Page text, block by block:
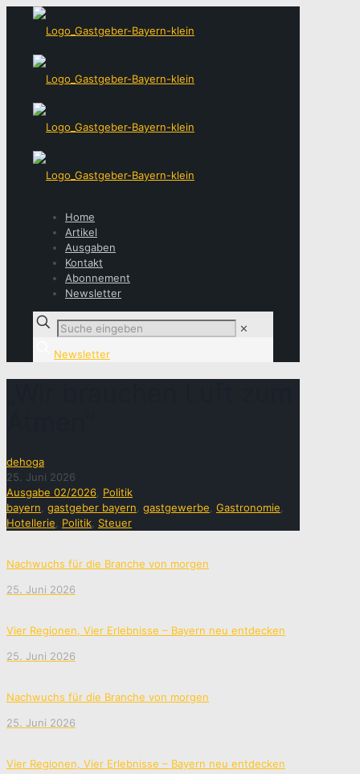
Home
Artikel
Ausgaben
Kontakt
Abonnement
Newsletter
✕
Newsletter
dehoga
25. Juni 2026
Ausgabe 02/2026 Politik
bayern gastgeber bayern gastgewerbe Gastronomie
Hotellerie
Politik Steuer
Nachwuchs für die Branche von morgen
25. Juni 2026
Vier Regionen, Vier Erlebnisse – Bayern neu entdecken
25. Juni 2026
Nachwuchs für die Branche von morgen
25. Juni 2026
Vier Regionen, Vier Erlebnisse – Bayern neu entdecken